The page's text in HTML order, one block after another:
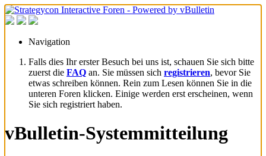
Navigation
Falls dies Ihr erster Besuch bei uns ist, schauen Sie sich bitte
zuerst die FAQ an. Sie müssen sich registrieren, bevor Sie
etwas schreiben können. Rein zum Lesen können Sie in die
unteren Foren klicken. Einige werden erst erscheinen, wenn
Sie sich registriert haben.
vBulletin-Systemmitteilung